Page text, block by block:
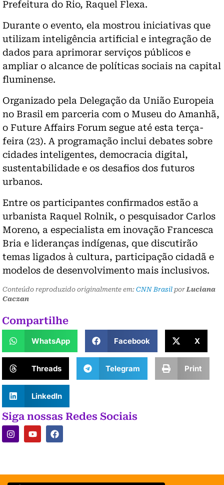
Prefeitura do Rio, Raquel Flexa.
Durante o evento, ela mostrou iniciativas que
utilizam inteligência artificial e integração de
dados para aprimorar serviços públicos e
ampliar o alcance de políticas sociais na capital
fluminense.
Organizado pela Delegação da União Europeia
no Brasil em parceria com o Museu do Amanhã,
o Future Affairs Forum segue até esta terça-
feira (23). A programação inclui debates sobre
cidades inteligentes, democracia digital,
sustentabilidade e os desafios dos futuros
urbanos.
Entre os participantes confirmados estão a
urbanista Raquel Rolnik, o pesquisador Carlos
Moreno, a especialista em inovação Francesca
Bria e lideranças indígenas, que discutirão
temas ligados à cultura, participação cidadã e
modelos de desenvolvimento mais inclusivos.
Conteúdo reproduzido originalmente em: CNN Brasil porLuciana
Caczan
Compartilhe
WhatsApp Facebook X
Threads Telegram Print
LinkedIn
Siga nossas Redes Sociais